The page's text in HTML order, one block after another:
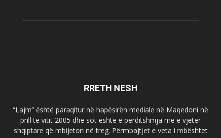
RRETH NESH
“Lajm” është paraqitur në hapësirën mediale në Maqedoni në
prill të vitit 2005 dhe sot është e përditshmja më e vjetër
shqiptare që mbijeton në treg. Përmbajtjet e veta i mbështet